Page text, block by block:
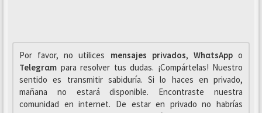
Por favor, no utilices mensajes privados, WhαtsAppo
Telegrαm para resolver tus dudas. ¡Compártelas! Nuestro
sentido es transmitir sabiduría. Si lo haces en privado,
mañana no estará disponible. Encontraste nuestra
comunidad en internet. De estar en privado no habrías